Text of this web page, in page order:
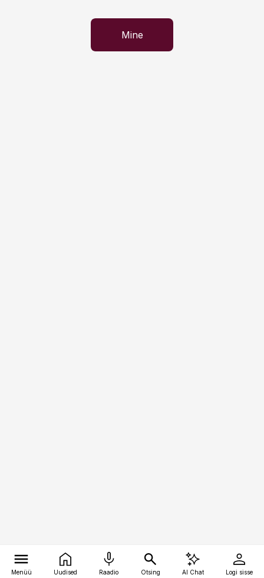
Mine
Menüü Uudised Raadio Otsing AI Chat Logi sisse